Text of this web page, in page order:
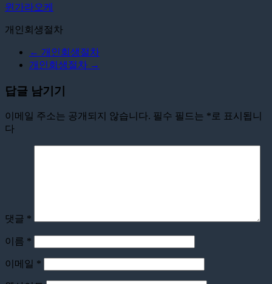
윈가라오케
개인회생절차
← 개인회생절차
개인회생절차 →
답글 남기기
이메일 주소는 공개되지 않습니다. 필수 필드는 * 로 표시됩니
다
댓글 *
이름 *
이메일 *